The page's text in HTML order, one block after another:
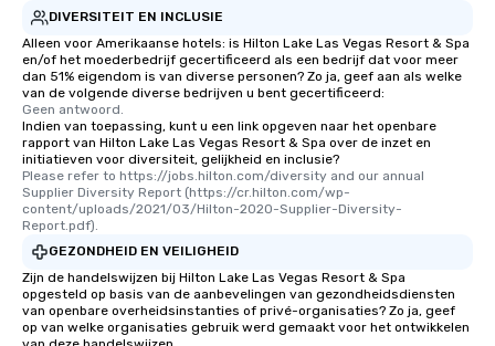
DIVERSITEIT EN INCLUSIE
Alleen voor Amerikaanse hotels: is Hilton Lake Las Vegas Resort & Spa
en/of het moederbedrijf gecertificeerd als een bedrijf dat voor meer
dan 51% eigendom is van diverse personen? Zo ja, geef aan als welke
van de volgende diverse bedrijven u bent gecertificeerd:
Geen antwoord.
Indien van toepassing, kunt u een link opgeven naar het openbare
rapport van Hilton Lake Las Vegas Resort & Spa over de inzet en
initiatieven voor diversiteit, gelijkheid en inclusie?
Please refer to https://jobs.hilton.com/diversity and our annual
Supplier Diversity Report (https://cr.hilton.com/wp-
content/uploads/2021/03/Hilton-2020-Supplier-Diversity-
Report.pdf).
GEZONDHEID EN VEILIGHEID
Zijn de handelswijzen bij Hilton Lake Las Vegas Resort & Spa
opgesteld op basis van de aanbevelingen van gezondheidsdiensten
van openbare overheidsinstanties of privé-organisaties? Zo ja, geef
op van welke organisaties gebruik werd gemaakt voor het ontwikkelen